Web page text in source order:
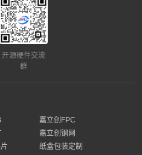
开源硬件交流
群
嘉立创FPC
嘉立创钢网
纸盒包装定制